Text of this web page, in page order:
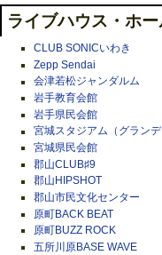
ライブハウス・ホ
CLUB SONICいわき
Zepp Sendai
会津若松ジャンダルム
岩手教育会館
岩手県民会館
宮城スタジアム（グランデ
宮城県民会館
郡山CLUB♯9
郡山HIPSHOT
郡山市民文化センター
原町BACK BEAT
原町BUZZ ROCK
五所川原BASE WAVE